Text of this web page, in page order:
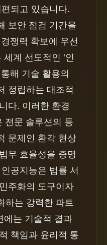
되고 있습니다.
보안 점검 기간을
쟁력 확보에 우선
세계 선도적인 '인
해 기술 활용의
정립하는 대조적
다. 이러한 환경
전문 솔루션의 등
문제인 환각 현상
무 효율성을 증명
공지능은 법률 서
주화의 도구이자
하는 강력한 파트
에는 기술적 결과
책임과 윤리적 통